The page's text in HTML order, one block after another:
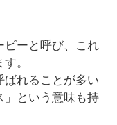
ビーと呼び、これ
。
ばれることが多い
」という意味も持